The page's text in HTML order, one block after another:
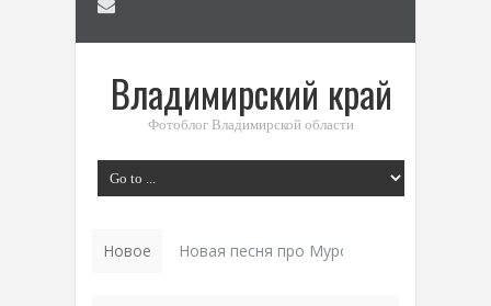
Владимирский край
Фотоблог Владимирской области
Новое Новая песня про Муром: «Былинный